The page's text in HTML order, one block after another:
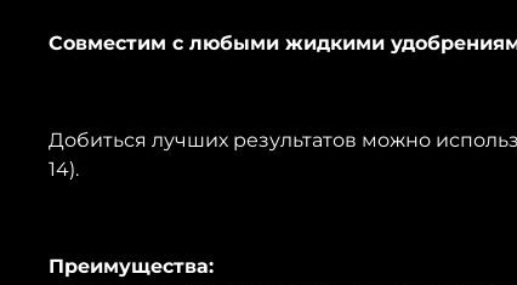
Совместим с любыми жидкими
Добиться лучших результатов можно
14).
Преимущества: